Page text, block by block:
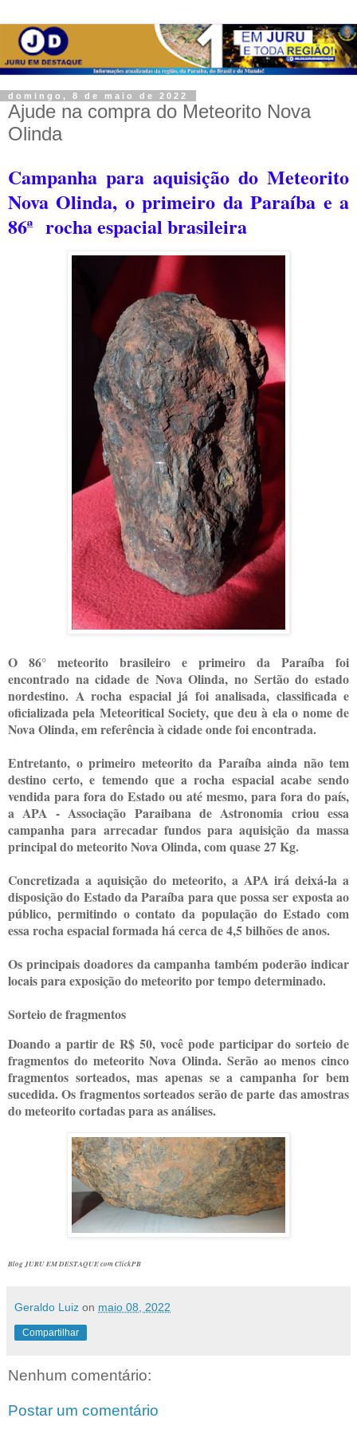
domingo, 8 de maio de 2022
Ajude na compra do Meteorito Nova
Olinda
Campanha para aquisição do Meteorito
Nova Olinda, o primeiro da Paraíba e a
86ª rocha espacial brasileira
O 86° meteorito brasileiro e primeiro da Paraíba foi
encontrado na cidade de Nova Olinda, no Sertão do estado
nordestino. A rocha espacial já foi analisada, classificada e
oficializada pela Meteoritical Society, que deu à ela o nome de
Nova Olinda, em referência à cidade onde foi encontrada.
Entretanto, o primeiro meteorito da Paraíba ainda não tem
destino certo, e temendo que a rocha espacial acabe sendo
vendida para fora do Estado ou até mesmo, para fora do país,
a APA - Associação Paraibana de Astronomia criou essa
campanha para arrecadar fundos para aquisição da massa
principal do meteorito Nova Olinda, com quase 27 Kg.
Concretizada a aquisição do meteorito, a APA irá deixá-la a
disposição do Estado da Paraíba para que possa ser exposta ao
público, permitindo o contato da população do Estado com
essa rocha espacial formada há cerca de 4,5 bilhões de anos.
Os principais doadores da campanha também poderão indicar
locais para exposição do meteorito por tempo determinado.
Sorteio de fragmentos
Doando a partir de R$ 50, você pode participar do sorteio de
fragmentos do meteorito Nova Olinda. Serão ao menos cinco
fragmentos sorteados, mas apenas se a campanha for bem
sucedida. Os fragmentos sorteados serão de parte das amostras
do meteorito cortadas para as análises.
Blog JURU EM DESTAQUE com ClickPB
Geraldo Luiz on maio 08, 2022
Compartilhar
Nenhum comentário:
Postar um comentário